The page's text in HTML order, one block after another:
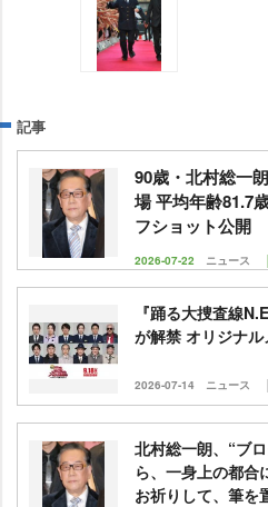
記事
90歳・北村総一
場 平均年齢81.7
フショット公開
2026-07-22 ニュース
『踊る大捜査線
が解禁 オリジナ
2026-07-14 ニュース
北村総一朗、“ブ
ら、一身上の都
お祈りして、筆を